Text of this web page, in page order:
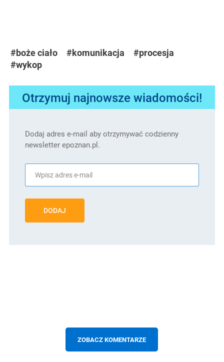
#boże ciało #komunikacja
#procesja
#wykop
Otrzymuj najnowsze wiadomości!
Dodaj adres e-mail aby otrzymywać codzienny
newsletter epoznan.pl.
DODAJ
ZOBACZ KOMENTARZE